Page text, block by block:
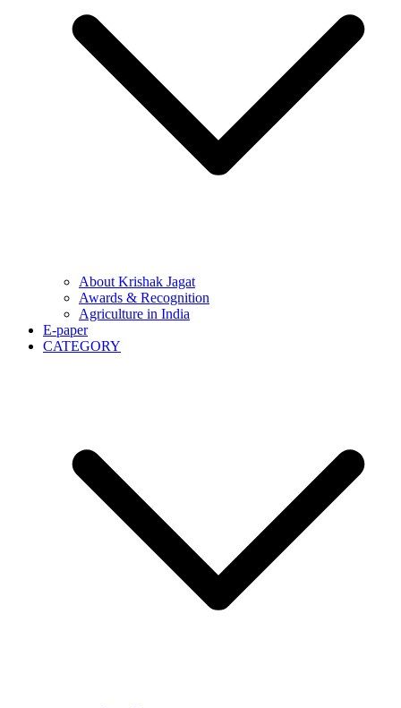
About Krishak Jagat
Awards & Recognition
Agriculture in India
E-paper
CATEGORY